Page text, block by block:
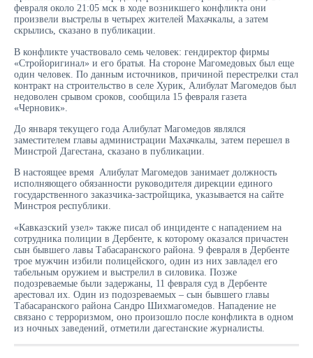
февраля около 21:05 мск в ходе возникшего конфликта они
произвели выстрелы в четырех жителей Махачкалы, а затем
скрылись, сказано в публикации.
В конфликте участвовало семь человек: гендиректор фирмы
«Стройоригинал» и его братья. На стороне Магомедовых был еще
один человек. По данным источников, причиной перестрелки стал
контракт на строительство в селе Хурик, Алибулат Магомедов был
недоволен срывом сроков, сообщила 15 февраля газета
«Черновик».
До января текущего года Алибулат Магомедов являлся
заместителем главы администрации Махачкалы, затем перешел в
Минстрой Дагестана, сказано в публикации.
В настоящее время Алибулат Магомедов занимает должность
исполняющего обязанности руководителя дирекции единого
государственного заказчика-застройщика, указывается на сайте
Минстроя республики.
«Кавказский узел» также писал об инциденте с нападением на
сотрудника полиции в Дербенте, к которому оказался причастен
сын бывшего лавы Табасаранского района. 9 февраля в Дербенте
трое мужчин избили полицейского, один из них завладел его
табельным оружием и выстрелил в силовика. Позже
подозреваемые были задержаны, 11 февраля суд в Дербенте
арестовал их. Один из подозреваемых – сын бывшего главы
Табасаранского района Сандро Шихмагомедов. Нападение не
связано с терроризмом, оно произошло после конфликта в одном
из ночных заведений, отметили дагестанские журналисты.